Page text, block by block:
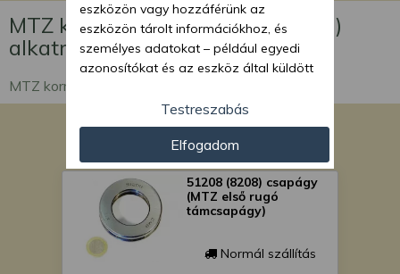
MTZ kormánymű (szervo és orbit)
alkatrészek
MTZ kormánymű (szervo és orbit) alkatrészek
51208 (8208) csapágy
(MTZ első rugó
támcsapágy)
Normál szállítás
eszközön vagy hozzáférünk az
eszközön tárolt információkhoz, és
személyes adatokat – például egyedi
azonosítókat és az eszköz által küldött
személyre szabott hirdetések és
tartalom nyújtásához, hirdetés- és
tartalomméréshez, nézettségi adatok
gyűjtéséhez, valamint termékek
kifejlesztéséhez és a termékek
javításához. Az Ön engedélyével mi és a
partnereink eszközleolvasásos
módszerrel szerzett pontos geolokációs
adatokat és azonosítási információkat
Testreszabás
Elfogadom